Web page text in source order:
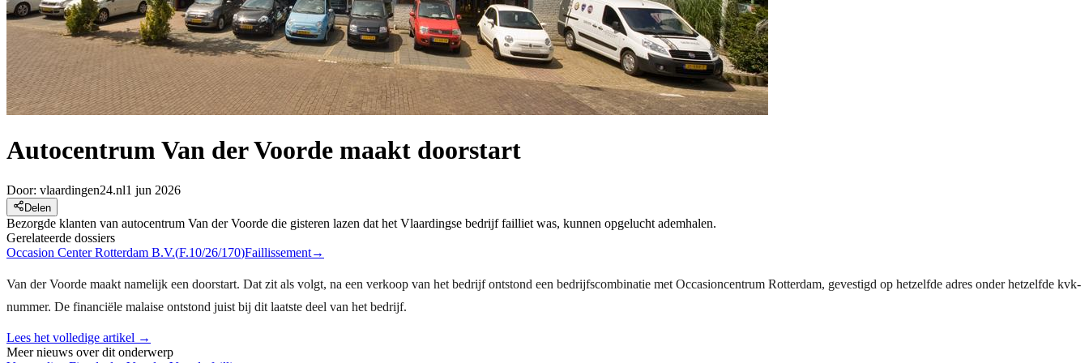
Autocentrum Van der Voorde maakt doorstart
Door: vlaardingen24.nl1 jun 2026
Delen
Bezorgde klanten van autocentrum Van der Voorde die gisteren lazen dat het Vlaardingse bedrijf failliet was, kunnen opgelucht ademhalen.
Gerelateerde dossiers
Occasion Center Rotterdam B.V.(F.10/26/170)Faillissement→
Van der Voorde maakt namelijk een doorstart. Dat zit als volgt, na een verkoop van het bedrijf ontstond een bedrijfscombinatie met Occasioncentrum Rotterdam, gevestigd op hetzelfde adres onder hetzelfde kvk-
nummer. De financiële malaise ontstond juist bij dit laatste deel van het bedrijf.
Lees het volledige artikel →
Meer nieuws over dit onderwerp